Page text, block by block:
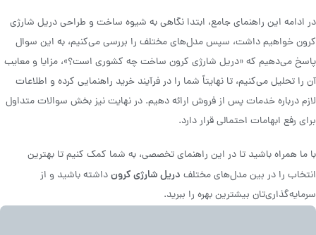
در ادامه این راهنمای جامع، ابتدا نگاهی به شیوه ساخت و طراحی دریل شارژی
کرون خواهیم داشت، سپس مدل‌های مختلف را بررسی می‌کنیم، به این سوال
پاسخ می‌دهیم که «دریل شارژی کرون ساخت چه کشوری است؟»، مزایا و معایب
آن را تحلیل می‌کنیم، تا نهایتاً شما را در فرآیند خرید راهنمایی کرده و اطلاعات
لازم درباره خدمات پس از فروش ارائه دهیم. در نهایت نیز بخش سوالات متداول
برای رفع ابهامات احتمالی قرار دارد.
با ما همراه باشید تا در این راهنمای تخصصی، به شما کمک کنیم تا بهترین
انتخاب را در بین مدل‌های مختلف دریل شارژی کرونداشته باشید و از
سرمایه‌گذاری‌تان بیشترین بهره را ببرید.